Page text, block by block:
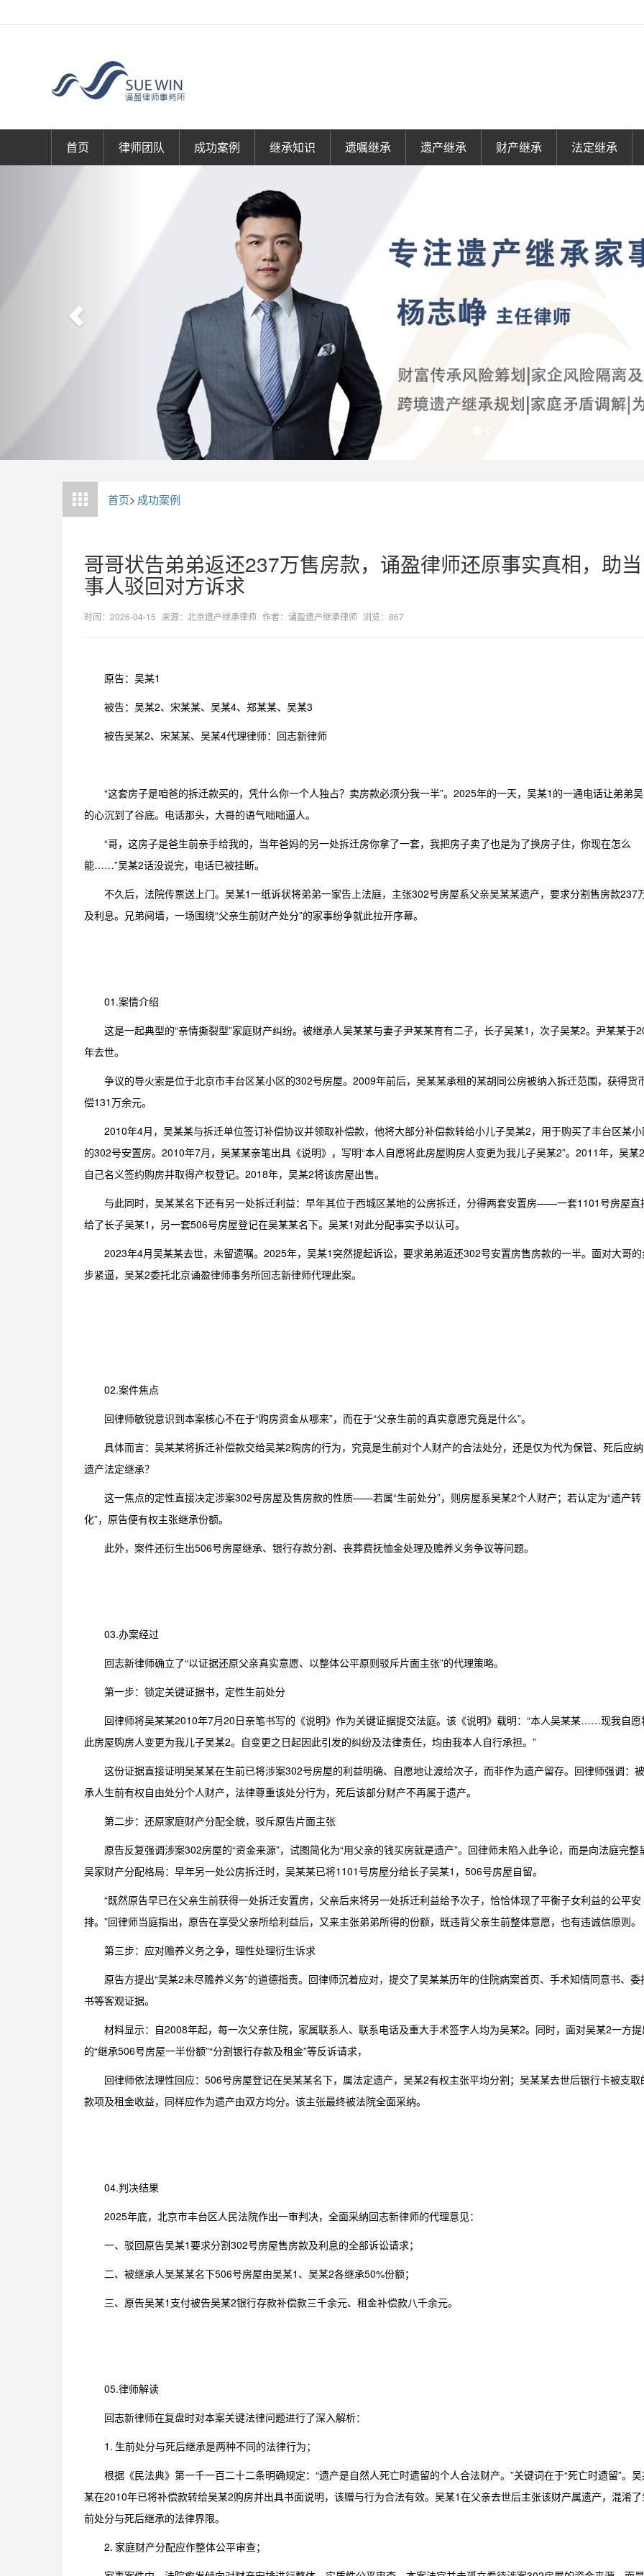
首页 律师团队 成功案例 继承知识 遗嘱继承 遗产继承 财产继承 法定继承
首页> 成功案例
哥哥状告弟弟返还237万售房款，诵盈律师还原事实真相，助当
事人驳回对方诉求
时间：2026-04-15 来源：北京遗产继承律师 作者：诵盈遗产继承律师 浏览：867
原告：吴某1
被告：吴某2、宋某某、吴某4、郑某某、吴某3
被告吴某2、宋某某、吴某4代理律师：回志新律师
“这套房子是咱爸的拆迁款买的，凭什么你一个人独占？卖房款必须分我一半”。2025年的一天，吴某1的一通电话让弟弟
的心沉到了谷底。电话那头，大哥的语气咄咄逼人。
“哥，这房子是爸生前亲手给我的，当年爸妈的另一处拆迁房你拿了一套，我把房子卖了也是为了换房子住，你现在怎么
能……”吴某2话没说完，电话已被挂断。
不久后，法院传票送上门。吴某1一纸诉状将弟弟一家告上法庭，主张302号房屋系父亲吴某某遗产，要求分割售房款237
及利息。兄弟阋墙，一场围绕“父亲生前财产处分”的家事纷争就此拉开序幕。
01.案情介绍
这是一起典型的“亲情撕裂型”家庭财产纠纷。被继承人吴某某与妻子尹某某育有二子，长子吴某1，次子吴某2。尹某某于
年去世。
争议的导火索是位于北京市丰台区某小区的302号房屋。2009年前后，吴某某承租的某胡同公房被纳入拆迁范围，获得货
偿131万余元。
2010年4月，吴某某与拆迁单位签订补偿协议并领取补偿款，他将大部分补偿款转给小儿子吴某2，用于购买了丰台区某小
的302号安置房。2010年7月，吴某某亲笔出具《说明》，写明“本人自愿将此房屋购房人变更为我儿子吴某2”。2011年，吴某
自己名义签约购房并取得产权登记。2018年，吴某2将该房屋出售。
与此同时，吴某某名下还有另一处拆迁利益：早年其位于西城区某地的公房拆迁，分得两套安置房——一套1101号房屋直
给了长子吴某1，另一套506号房屋登记在吴某某名下。吴某1对此分配事实予以认可。
2023年4月吴某某去世，未留遗嘱。2025年，吴某1突然提起诉讼，要求弟弟返还302号安置房售房款的一半。面对大哥
步紧逼，吴某2委托北京诵盈律师事务所回志新律师代理此案。
02.案件焦点
回律师敏锐意识到本案核心不在于“购房资金从哪来”，而在于“父亲生前的真实意愿究竟是什么”。
具体而言：吴某某将拆迁补偿款交给吴某2购房的行为，究竟是生前对个人财产的合法处分，还是仅为代为保管、死后应
遗产法定继承？
这一焦点的定性直接决定涉案302号房屋及售房款的性质——若属“生前处分”，则房屋系吴某2个人财产；若认定为“遗产转
化”，原告便有权主张继承份额。
此外，案件还衍生出506号房屋继承、银行存款分割、丧葬费抚恤金处理及赡养义务争议等问题。
03.办案经过
回志新律师确立了“以证据还原父亲真实意愿、以整体公平原则驳斥片面主张”的代理策略。
第一步：锁定关键证据书，定性生前处分
回律师将吴某某2010年7月20日亲笔书写的《说明》作为关键证据提交法庭。该《说明》载明：“本人吴某某……现我自愿
此房屋购房人变更为我儿子吴某2。自变更之日起因此引发的纠纷及法律责任，均由我本人自行承担。”
这份证据直接证明吴某某在生前已将涉案302号房屋的利益明确、自愿地让渡给次子，而非作为遗产留存。回律师强调：
承人生前有权自由处分个人财产，法律尊重该处分行为，死后该部分财产不再属于遗产。
第二步：还原家庭财产分配全貌，驳斥原告片面主张
原告反复强调涉案302房屋的“资金来源”，试图简化为“用父亲的钱买房就是遗产”。回律师未陷入此争论，而是向法庭完整
吴家财产分配格局：早年另一处公房拆迁时，吴某某已将1101号房屋分给长子吴某1，506号房屋自留。
“既然原告早已在父亲生前获得一处拆迁安置房，父亲后来将另一处拆迁利益给予次子，恰恰体现了平衡子女利益的公平安
排。”回律师当庭指出，原告在享受父亲所给利益后，又来主张弟弟所得的份额，既违背父亲生前整体意愿，也有违诚信原则。
第三步：应对赡养义务之争，理性处理衍生诉求
原告方提出“吴某2未尽赡养义务”的道德指责。回律师沉着应对，提交了吴某某历年的住院病案首页、手术知情同意书、委
书等客观证据。
材料显示：自2008年起，每一次父亲住院，家属联系人、联系电话及重大手术签字人均为吴某2。同时，面对吴某2一方提
的“继承506号房屋一半份额”“分割银行存款及租金”等反诉请求，
回律师依法理性回应：506号房屋登记在吴某某名下，属法定遗产，吴某2有权主张平均分割；吴某某去世后银行卡被支取
款项及租金收益，同样应作为遗产由双方均分。该主张最终被法院全面采纳。
04.判决结果
2025年底，北京市丰台区人民法院作出一审判决，全面采纳回志新律师的代理意见：
一、驳回原告吴某1要求分割302号房屋售房款及利息的全部诉讼请求；
二、被继承人吴某某名下506号房屋由吴某1、吴某2各继承50%份额；
三、原告吴某1支付被告吴某2银行存款补偿款三千余元、租金补偿款八千余元。
05.律师解读
回志新律师在复盘时对本案关键法律问题进行了深入解析：
1. 生前处分与死后继承是两种不同的法律行为；
根据《民法典》第一千一百二十二条明确规定：“遗产是自然人死亡时遗留的个人合法财产。”关键词在于“死亡时遗留”。
某在2010年已将补偿款转给吴某2购房并出具书面说明，该赠与行为合法有效。吴某1在父亲去世后主张该财产属遗产，混淆了
前处分与死后继承的法律界限。
2. 家庭财产分配应作整体公平审查；